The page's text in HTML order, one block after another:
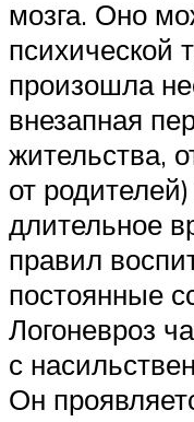
мозга. Оно
психической
произошла
внезапная
жительства,
от
длительное
правил
постоянные
Логоневроз
с
Он